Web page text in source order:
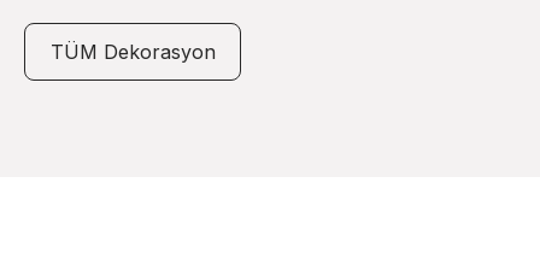
TÜM Dekorasyon